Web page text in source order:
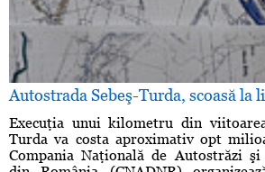
Autostrada Sebeş-Turda, scoasă la
Execuţia unui kilometru din
Turda va costa aproximativ opt
Compania Naţională de Autostrăzi